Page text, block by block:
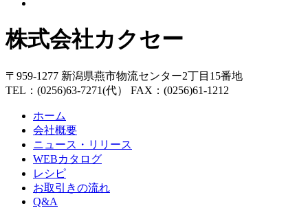
株式会社カクセー
〒959-1277 新潟県燕市物流センター2丁目15番地
TEL：(0256)63-7271(代） FAX：(0256)61-1212
ホーム
会社概要
ニュース・リリース
WEBカタログ
レシピ
お取引きの流れ
Q&A